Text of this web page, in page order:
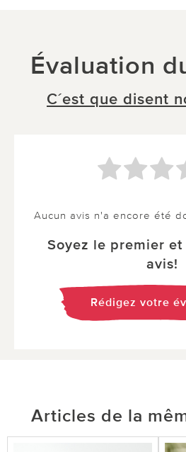
Évaluation
C´est que disent
Aucun avis n'a encore été
Soyez le premier
avis!
Rédigez votre
Articles de la